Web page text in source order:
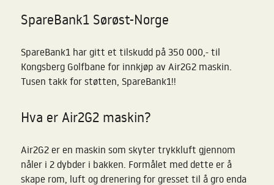
SpareBank1 Sørøst-Norge
SpareBank1 har gitt et tilskudd på 350 000,- til
Kongsberg Golfbane for innkjøp av Air2G2 maskin.
Tusen takk for støtten, SpareBank1!!
Hva er Air2G2 maskin?
Air2G2 er en maskin som skyter trykkluft gjennom
nåler i 2 dybder i bakken. Formålet med dette er å
skape rom, luft og drenering for gresset til å gro enda